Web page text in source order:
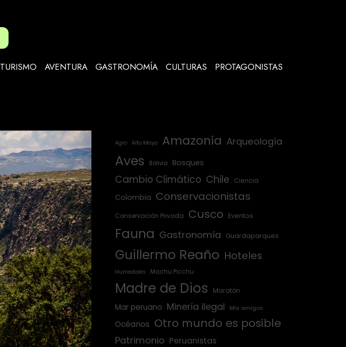
TURISMO AVENTURA GASTRONOMÍA CULTURAS PROTAGONISTAS
Agro Alto Mayo Amazonía Arqueología
Aves Bolivia Bosques
Cambio Climático Chile Ciencia
Colombia Conservacionistas
Conservación Privada Cusco Eventos
Fauna Gastronomía Guardaparques
Guillermo Reaño Hoteles
Humedales Machu Picchu
Madre de Dios Maratón
Mar peruano Minería ilegal Mis amigos
Océanos Otro mundo es posible
Patrimonio Peruanistas